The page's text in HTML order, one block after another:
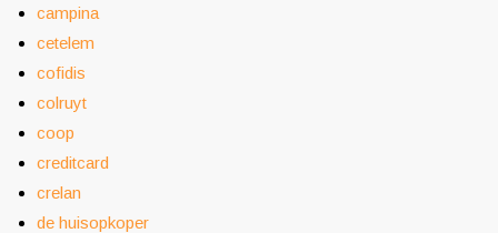
campina
cetelem
cofidis
colruyt
coop
creditcard
crelan
de huisopkoper